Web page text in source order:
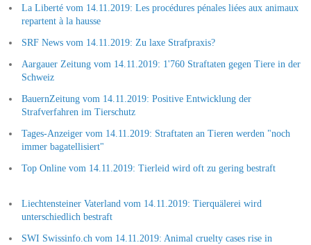
La Liberté vom 14.11.2019: Les procédures pénales liées aux animaux
repartent à la hausse
SRF News vom 14.11.2019: Zu laxe Strafpraxis?
Aargauer Zeitung vom 14.11.2019: 1'760 Straftaten gegen Tiere in der
Schweiz
BauernZeitung vom 14.11.2019: Positive Entwicklung der
Strafverfahren im Tierschutz
Tages-Anzeiger vom 14.11.2019: Straftaten an Tieren werden "noch
immer bagatellisiert"
Top Online vom 14.11.2019: Tierleid wird oft zu gering bestraft
Liechtensteiner Vaterland vom 14.11.2019: Tierquälerei wird
unterschiedlich bestraft
SWI Swissinfo.ch vom 14.11.2019: Animal cruelty cases rise in